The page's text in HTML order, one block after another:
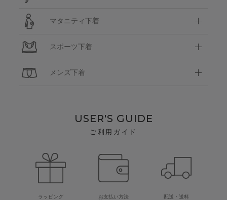
マタニティ下着
スポーツ下着
メンズ下着
USER'S GUIDE
ご利用ガイド
ラッピング
お支払い方法
配送・送料